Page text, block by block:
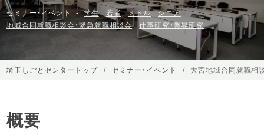
セミナー・イベント
学生 若者 ミドル
シニア
地域合同就職相談会・緊急就職相談会
仕事研究・業界研究
埼玉しごとセンタートップ セミナー・イベント 大宮地域合同就職相
概要